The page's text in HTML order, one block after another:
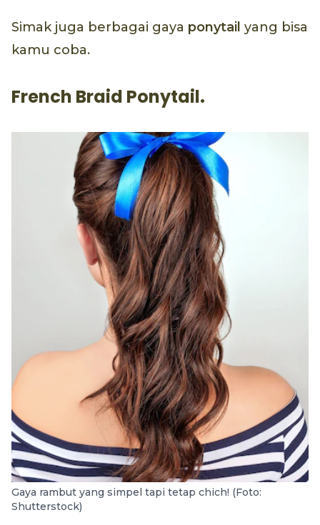
Simak juga berbagai gaya ponytail yang bisa
kamu coba.
French Braid Ponytail.
Gaya rambut yang simpel tapi tetap chich! (Foto:
Shutterstock)